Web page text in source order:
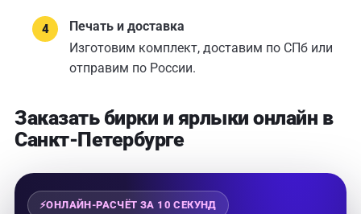
Печать и доставка
Изготовим комплект, доставим по СПб или
отправим по России.
Заказать бирки и ярлыки онлайн в
Санкт-Петербурге